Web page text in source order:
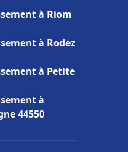
à Riom
à Rodez
à Petite
à
44550